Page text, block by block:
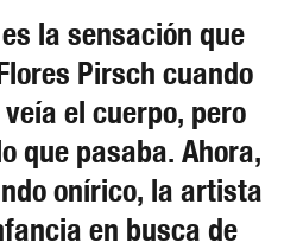
la sensación que
Pirsch cuando
el cuerpo, pero
que pasaba. Ahora,
onírico, la artista
en busca de